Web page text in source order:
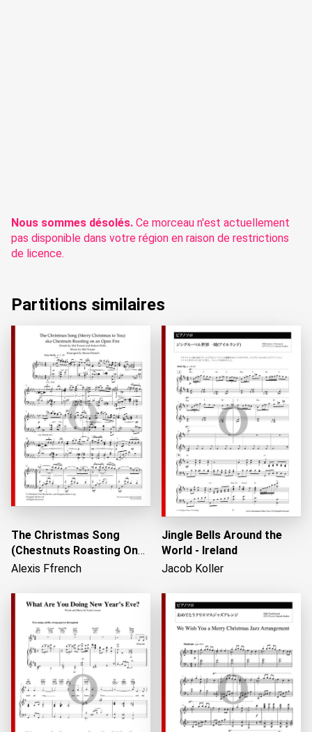
Nous sommes désolés. Ce morceau n'est actuellement
pas disponible dans votre région en raison de restrictions
de licence.
Partitions similaires
The Christmas Song
(Chestnuts Roasting On
An Open Fire)
Alexis Ffrench
Jingle Bells Around the
World - Ireland
Jacob Koller